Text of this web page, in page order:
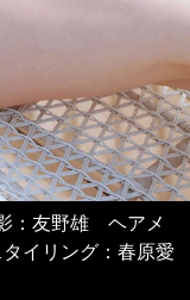
：友野雄 ヘアメ
イリング：春原愛